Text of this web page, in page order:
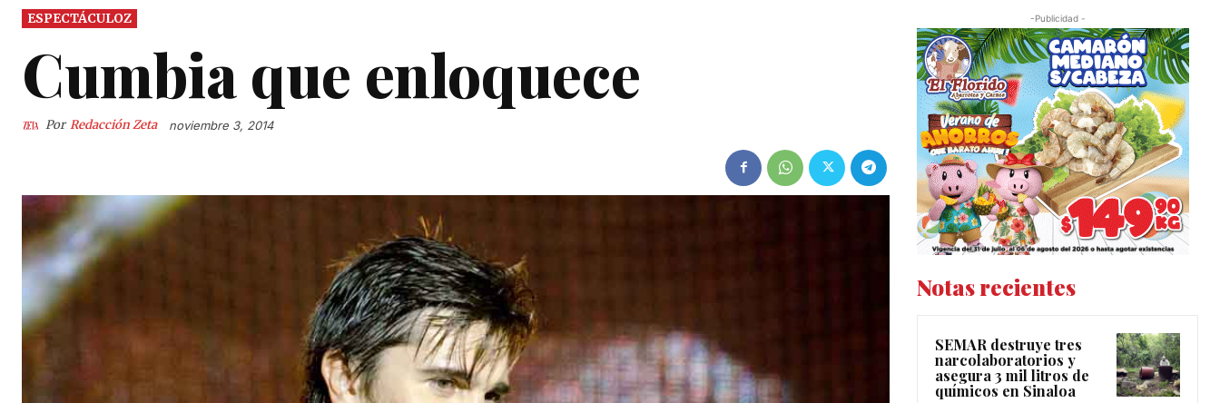
ESPECTÁCULOZ
Cumbia que enloquece
Por Redacción Zeta noviembre 3, 2014
-Publicidad -
Notas recientes
SEMAR destruye tres
narcolaboratorios y
asegura 3 mil litros de
químicos en Sinaloa